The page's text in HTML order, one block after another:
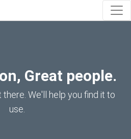
Great people.
We'll help you find it to
use.